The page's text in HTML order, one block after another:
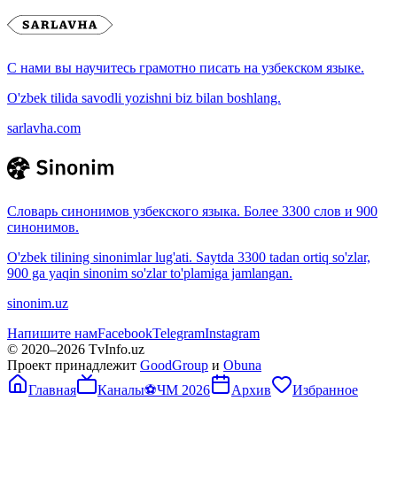
С нами вы научитесь грамотно писать на узбекском языке.
O'zbek tilida savodli yozishni biz bilan boshlang.
sarlavha.com
Словарь синонимов узбекского языка. Более 3300 слов и 900
синонимов.
O'zbek tilining sinonimlar lug'ati. Saytda 3300 tadan ortiq so'zlar,
900 ga yaqin sinonim so'zlar to'plamiga jamlangan.
sinonim.uz
Напишите намFacebookTelegramInstagram
© 2020–2026 TvInfo.uz
Проект принадлежит GoodGroup и Obuna
Главная
Каналы⚽ЧМ 2026 Архив Избранное